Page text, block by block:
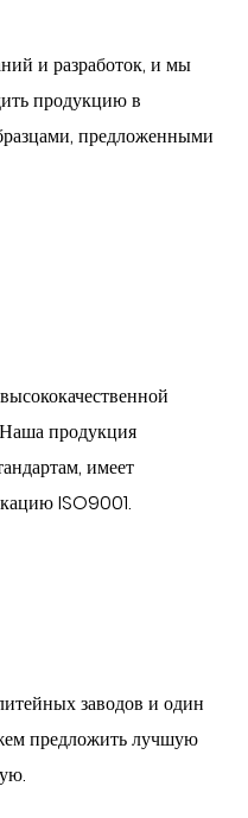
и разработок, и мы
продукцию в
предложенными
продукция
имеет
ISO9001.
заводов и один
предложить лучшую